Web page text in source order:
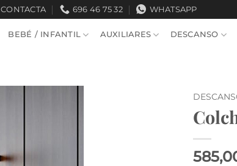
CONTACTA 696 46 75 32 WHATSAPP
BEBÉ / INFANTIL AUXILIARES DESCANSO